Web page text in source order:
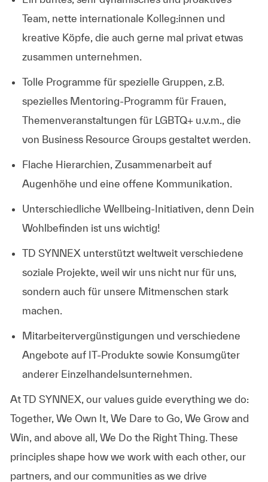
Team, nette internationale Kolleg:innen und
kreative Köpfe, die auch gerne mal privat etwas
zusammen unternehmen.
Tolle Programme für spezielle Gruppen, z.B.
spezielles Mentoring-Programm für Frauen,
Themenveranstaltungen für LGBTQ+ u.v.m., die
von Business Resource Groups gestaltet werden.
Flache Hierarchien, Zusammenarbeit auf
Augenhöhe und eine offene Kommunikation.
Unterschiedliche Wellbeing-Initiativen, denn Dein
Wohlbefinden ist uns wichtig!
TD SYNNEX unterstützt weltweit verschiedene
soziale Projekte, weil wir uns nicht nur für uns,
sondern auch für unsere Mitmenschen stark
machen.
Mitarbeitervergünstigungen und verschiedene
Angebote auf IT-Produkte sowie Konsumgüter
anderer Einzelhandelsunternehmen.
At TD SYNNEX, our values guide everything we do:
Together, We Own It, We Dare to Go, We Grow and
Win, and above all, We Do the Right Thing. These
principles shape how we work with each other, our
partners, and our communities as we drive